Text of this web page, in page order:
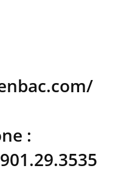
: